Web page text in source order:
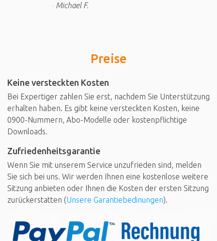
Michael F.
Preise
Keine versteckten Kosten
Bei Expertiger zahlen Sie erst, nachdem Sie Unterstützung
erhalten haben. Es gibt keine versteckten Kosten, keine
0900-Nummern, Abo-Modelle oder kostenpflichtige
Downloads.
Zufriedenheitsgarantie
Wenn Sie mit unserem Service unzufrieden sind, melden
Sie sich bei uns. Wir werden Ihnen eine kostenlose weitere
Sitzung anbieten oder Ihnen die Kosten der ersten Sitzung
zurückerstatten (Unsere Garantiebedinungen).